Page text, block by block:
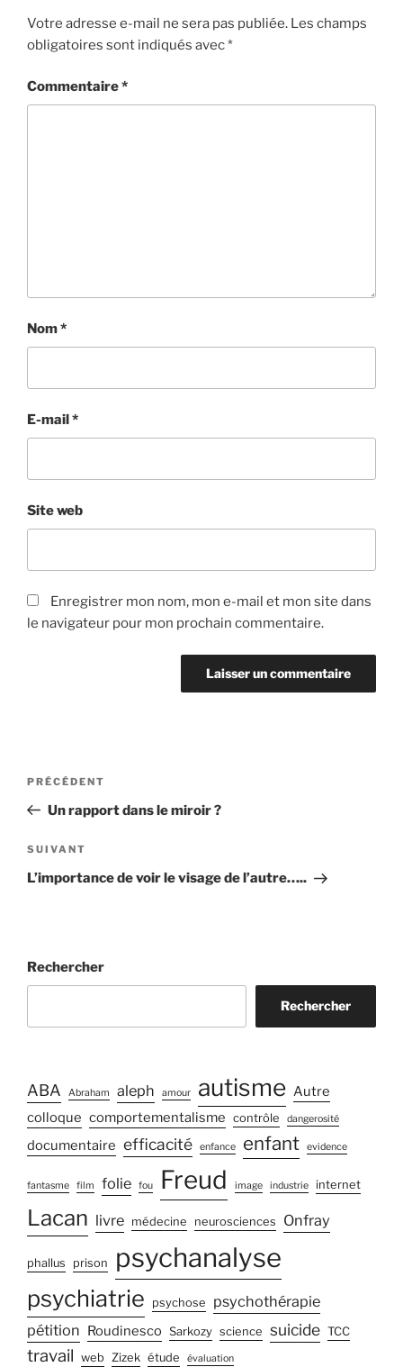
Votre adresse e-mail ne sera pas publiée. Les champs
obligatoires sont indiqués avec*
Commentaire*
Nom*
E-mail*
Site web
Enregistrer mon nom, mon e-mail et mon site dans
le navigateur pour mon prochain commentaire.
Navigation
l’article
Article
précédent
PRÉCÉDENT
Un rapport dans le miroir ?
Article
suivant
SUIVANT
L’importance de voir le visage de l’autre…..
Rechercher
Rechercher
ABA Abraham aleph amour autisme Autre
colloque comportementalisme contrôle dangerosité
documentaire efficacité enfance enfant evidence
fantasme film folie fou Freud image industrie internet
Lacan livre médecine neurosciences Onfray
phallus prison psychanalyse
psychiatrie psychose
psychothérapie
pétition Roudinesco Sarkozy science suicide TCC
travail web Zizek étude évaluation